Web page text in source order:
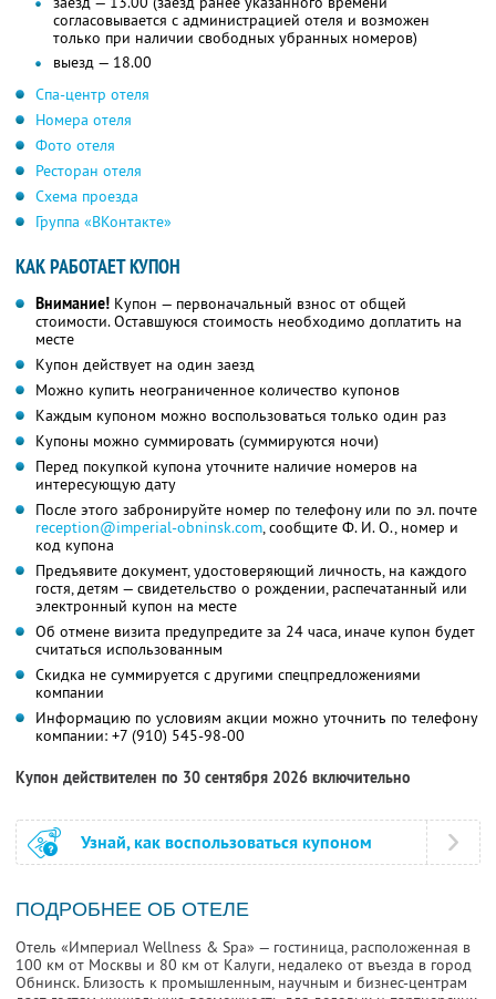
согласовывается с администрацией отеля и возможен
только при наличии свободных убранных номеров)
выезд — 18.00
Спа-центр отеля
Номера отеля
Фото отеля
Ресторан отеля
Схема проезда
Группа «ВКонтакте»
КАК РАБОТАЕТ КУПОН
Внимание! Купон — первоначальный взнос от общей
стоимости. Оставшуюся стоимость необходимо доплатить на
месте
Купон действует на один заезд
Можно купить неограниченное количество купонов
Каждым купоном можно воспользоваться только один раз
Купоны можно суммировать (суммируются ночи)
Перед покупкой купона уточните наличие номеров на
интересующую дату
После этого забронируйте номер по телефону или по эл. почте
reception@imperial-obninsk.com,сообщите Ф. И. О.,номер и
код купона
Предъявите документ, удостоверяющий личность, на каждого
гостя, детям — свидетельство о рождении, распечатанный или
электронный купон на месте
Об отмене визита предупредите за 24 часа, иначе купон будет
считаться использованным
Скидка не суммируется с другими спецпредложениями
компании
Информацию по условиям акции можно уточнить по телефону
компании: +7 (910) 545-98-00
Купон действителен по 30 сентября 2026 включительно
Узнай, как воспользоваться купоном
ПОДРОБНЕЕ ОБ ОТЕЛЕ
Отель «Империал Wellness & Spa» — гостиница, расположенная в
100 км от Москвы и 80 км от Калуги, недалеко от въезда в город
Обнинск. Близость к промышленным, научным и бизнес-центрам